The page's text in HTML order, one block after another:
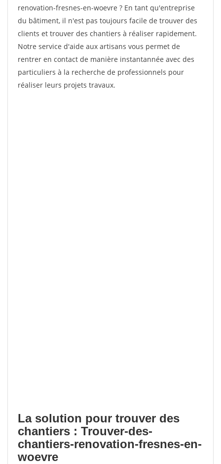
renovation-fresnes-en-woevre ? En tant qu'entreprise
du bâtiment, il n'est pas toujours facile de trouver des
clients et trouver des chantiers à réaliser rapidement.
Notre service d'aide aux artisans vous permet de
rentrer en contact de manière instantannée avec des
particuliers à la recherche de professionnels pour
réaliser leurs projets travaux.
La solution pour trouver des
chantiers : Trouver-des-
chantiers-renovation-fresnes-en-
woevre